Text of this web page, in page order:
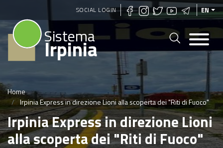
Skip
to
main
content
SOCIAL LOGIN EN
Sistema
Irpinia
Home
Irpinia Express in direzione Lioni alla scoperta dei "Riti di Fuoco"
Irpinia Express in direzione Lioni
alla scoperta dei "Riti di Fuoco"